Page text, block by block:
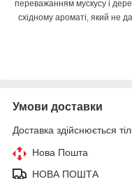
переважанням мускусу і
східному ароматі, який не
Умови доставки
Доставка здійснюється
Нова Пошта
НОВА ПОШТА